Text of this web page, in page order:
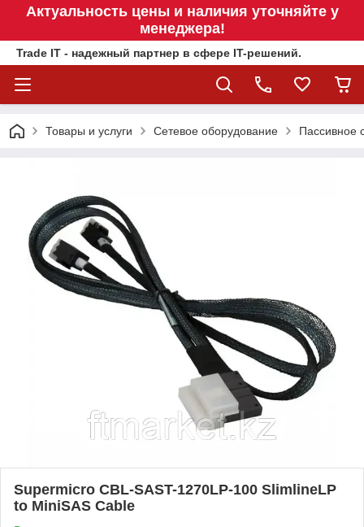
Актуальность цены и наличия уточняйте у
менеджера!
Trade IT - надежный партнер в сфере IT-решений.
Товары и услуги Сетевое оборудование Пассивное
Supermicro CBL-SAST-1270LP-100 SlimlineLP
to MiniSAS Cable